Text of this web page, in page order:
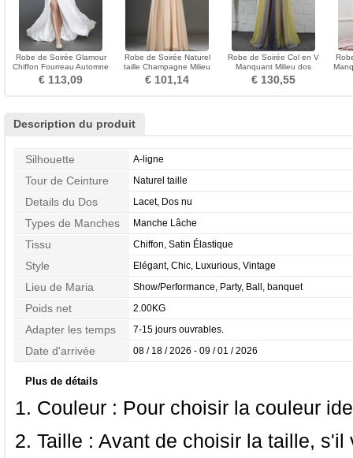
Robe de Soirée Glamour
Chiffon Fourreau Automne
Sans Manches Perle
€ 113,09
Robe de Soirée Naturel
taille Champagne Milieu
Sans Manches Chapelle
€ 101,14
Robe de Soirée Col en V
Manquant Milieu dos
Longueur ras du Sol
€ 130,55
Description du produit
Silhouette A-ligne
Tour de Ceinture Naturel taille
Details du Dos Lacet, Dos nu
Types de Manches Manche Lâche
Tissu Chiffon, Satin Élastique
Style Elégant, Chic, Luxurious, Vintage
Lieu de Maria Show/Performance, Party, Ball, banquet
Poids net 2.00KG
Adapter les temps 7-15 jours ouvrables.
Date d'arrivée 08 / 18 / 2026 - 09 / 01 / 2026
Plus de détails
Couleur : Pour choisir la couleur
Taille : Avant de choisir la taille,